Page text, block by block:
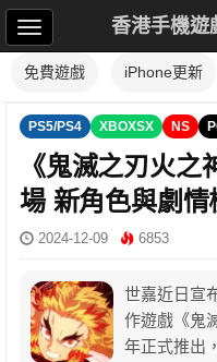
香港手機
免費遊戲 iPhone更新
PS5/PS4 XBOXSX NS
《鬼滅之刃火
場 新角色與劇
2024-12-09 6853
世嘉近日宣
作遊戲《鬼
年正式推出